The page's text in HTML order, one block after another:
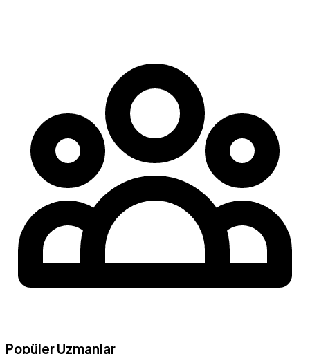
Popüler Uzmanlar